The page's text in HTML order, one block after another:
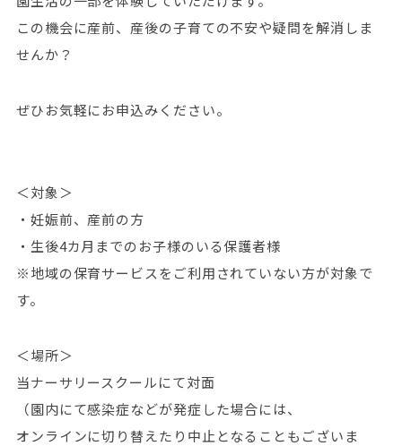
この機会に産前、産後の子育ての不安や疑問を解消しま
せんか？
ぜひお気軽にお申込みください。
＜対象＞
・妊娠前、産前の方
・生後4カ月までのお子様のいる保護者様
※地域の保育サービスをご利用されていない方が対象で
す。
＜場所＞
当ナーサリースクールにて対面
（園内にて感染症などが発症した場合には、
オンラインに切り替えたり中止となることもございま